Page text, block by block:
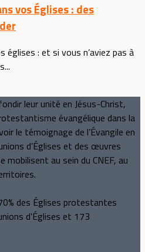
vos Églises : des
églises : et si vous n’aviez pas à
leur unité en Jésus-Christ,
évangélique dans la
le témoignage de l’Évangile en
d’Églises et des œuvres
au sein du CNEF, au
des Églises protestantes
d'Églises et 173